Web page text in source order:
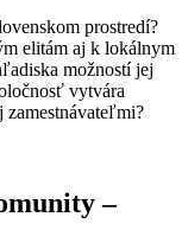
prostredí?
elitám aj k lokálnym
možností jej
vytvára
zamestnávateľmi?
–